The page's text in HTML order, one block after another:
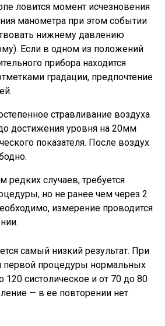
ловится момент исчезновения
манометра при этом событии
нижнему давлению
Если в одном из положений
прибора находится
градации, предпочтение
стравливание воздуха
достижения уровня на 20мм
показателя. После воздух
редких случаев, требуется
но не ранее чем через 2
измерение проводится
самый низкий результат. При
первой процедуры нормальных
120 систолическое и от 70 до 80
— в ее повторении нет